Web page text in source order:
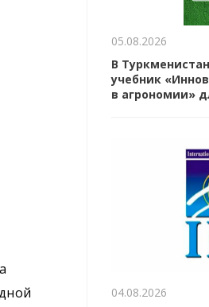
05.08.2026
В
учебник
в агрономии»
04.08.2026